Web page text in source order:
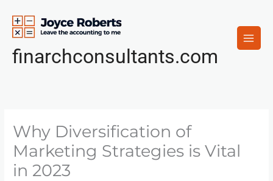
content
finarchconsultants.com
Why Diversification of
Marketing Strategies is Vital
in 2023